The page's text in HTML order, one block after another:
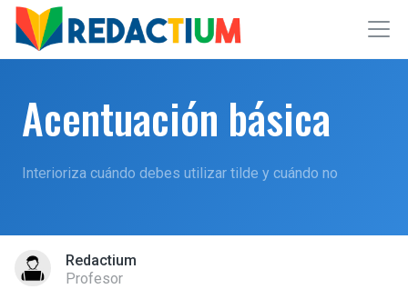
Acentuación básica
Interioriza cuándo debes utilizar tilde y cuándo no
Redactium
Profesor